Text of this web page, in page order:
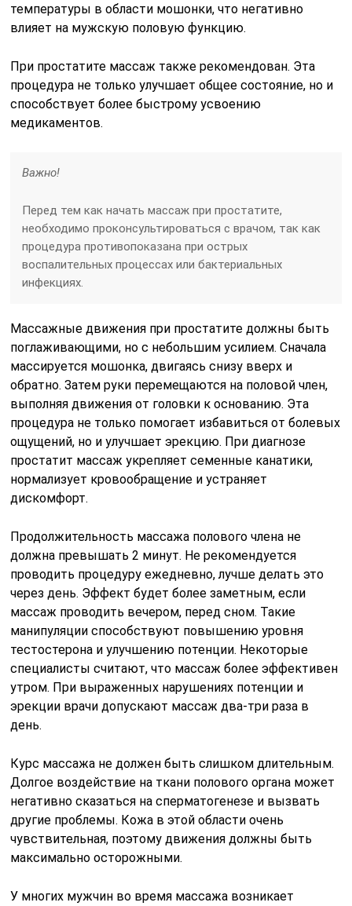
температуры в области мошонки, что негативно
влияет на мужскую половую функцию.
При простатите массаж также рекомендован. Эта
процедура не только улучшает общее состояние, но и
способствует более быстрому усвоению
медикаментов.
Важно!
Перед тем как начать массаж при простатите,
необходимо проконсультироваться с врачом, так как
процедура противопоказана при острых
воспалительных процессах или бактериальных
инфекциях.
Массажные движения при простатите должны быть
поглаживающими, но с небольшим усилием. Сначала
массируется мошонка, двигаясь снизу вверх и
обратно. Затем руки перемещаются на половой член,
выполняя движения от головки к основанию. Эта
процедура не только помогает избавиться от болевых
ощущений, но и улучшает эрекцию. При диагнозе
простатит массаж укрепляет семенные канатики,
нормализует кровообращение и устраняет
дискомфорт.
Продолжительность массажа полового члена не
должна превышать 2 минут. Не рекомендуется
проводить процедуру ежедневно, лучше делать это
через день. Эффект будет более заметным, если
массаж проводить вечером, перед сном. Такие
манипуляции способствуют повышению уровня
тестостерона и улучшению потенции. Некоторые
специалисты считают, что массаж более эффективен
утром. При выраженных нарушениях потенции и
эрекции врачи допускают массаж два-три раза в
день.
Курс массажа не должен быть слишком длительным.
Долгое воздействие на ткани полового органа может
негативно сказаться на сперматогенезе и вызвать
другие проблемы. Кожа в этой области очень
чувствительная, поэтому движения должны быть
максимально осторожными.
У многих мужчин во время массажа возникает